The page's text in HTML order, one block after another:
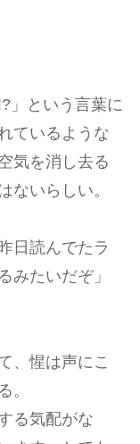
」という言葉に
ているような
気を消し去る
ないらしい。
日読んでたラ
みたいだぞ」
、惺は声にこ
。
る気配がな